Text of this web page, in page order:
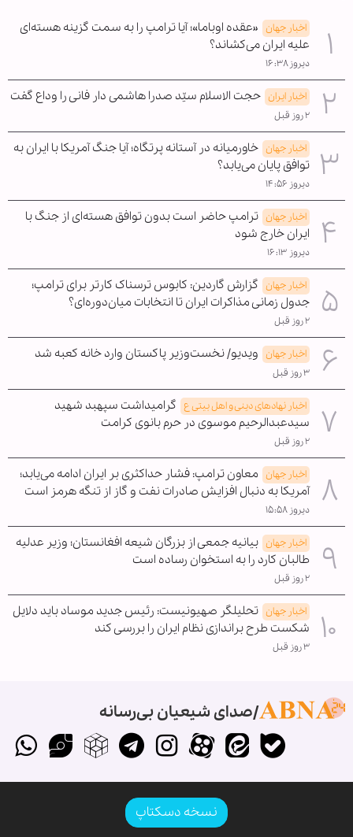
اخبار جهان «عقده اوباما»؛ آیا ترامپ را به سمت گزینه هسته‌ای
علیه ایران می‌کشاند؟
دیروز ۱۶:۳۸
اخبار ایران حجت الاسلام سیّد صدرا هاشمی دار فانی را وداع گفت
۲ روز قبل
اخبار جهان خاورمیانه در آستانه پرتگاه؛ آیا جنگ آمریکا با ایران به
توافق پایان می‌یابد؟
دیروز ۱۴:۵۶
اخبار جهان ترامپ حاضر است بدون توافق هسته‌ای از جنگ با
ایران خارج شود
دیروز ۱۶:۱۳
اخبار جهان گزارش گاردین: کابوس ترسناک کارتر برای ترامپ؛
جدول زمانی مذاکرات ایران تا انتخابات میان‌دوره‌ای؟
۲ روز قبل
اخبار جهان ویدیو/ نخست‌وزیر پاکستان وارد خانه کعبه شد
۳ روز قبل
اخبار نهادهای دینی و اهل بیتی ع گرامیداشت سپهبد شهید
سیدعبدالرحیم موسوی در حرم بانوی کرامت
۲ روز قبل
اخبار جهان معاون ترامپ: فشار حداکثری بر ایران ادامه می‌یابد؛
آمریکا به دنبال افزایش صادرات نفت و گاز از تنگه هرمز است
دیروز ۱۵:۵۸
اخبار جهان بیانیه جمعی از بزرگان شیعه افغانستان؛ وزیر عدلیه
طالبان کارد را به استخوان رساده است
۲ روز قبل
اخبار جهان تحلیلگر صهیونیست: رئیس جدید موساد باید دلایل
شکست طرح براندازی نظام ایران را بررسی کند
۳ روز قبل
صدای شیعیان بی‌رسانه
نسخه دسکتاپ